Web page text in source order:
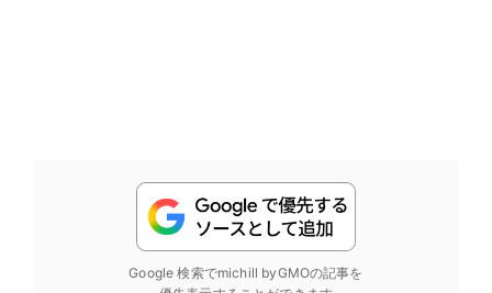
Google 検索でmichill byGMOの記事を